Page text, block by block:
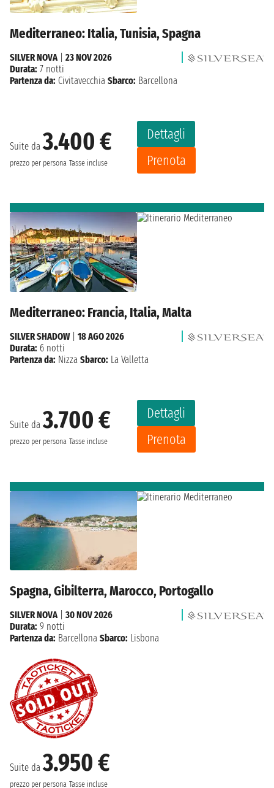
Mediterraneo: Italia, Tunisia, Spagna
Suite da3.400 €
prezzo per persona Tasse incluse
Dettagli
Prenota
SILVER NOVA| 23 NOV 2026
Durata: 7 notti
Partenza da: Civitavecchia Sbarco: Barcellona
Mediterraneo: Francia, Italia, Malta
Suite da3.700 €
prezzo per persona Tasse incluse
Dettagli
Prenota
SILVER SHADOW| 18 AGO 2026
Durata: 6 notti
Partenza da: Nizza Sbarco: La Valletta
Spagna, Gibilterra, Marocco, Portogallo
Suite da3.950 €
prezzo per persona Tasse incluse
SILVER NOVA| 30 NOV 2026
Durata: 9 notti
Partenza da: Barcellona Sbarco: Lisbona